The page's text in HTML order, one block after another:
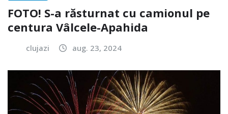
FOTO! S-a răsturnat cu camionul pe
centura Vâlcele-Apahida
clujazi aug. 23, 2024